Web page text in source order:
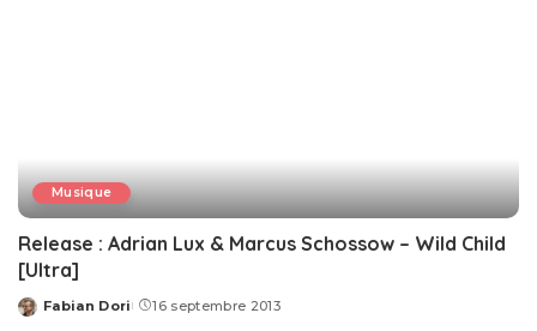
Musique
Release : Adrian Lux & Marcus Schossow – Wild Child
[Ultra]
Posted
Fabian Dori 16 septembre 2013